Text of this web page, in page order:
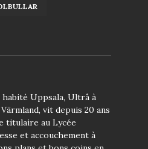
habité Uppsala, Ultrå à
vit depuis 20 ans
titulaire au Lycée
et accouchement à